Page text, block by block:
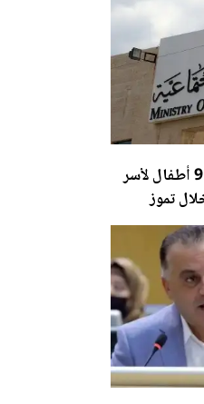
ة: تسليم 9 أطفال لأسر